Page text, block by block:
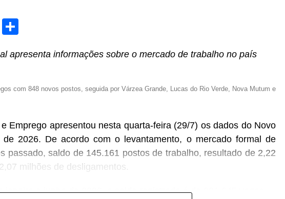
geral da inteligência artificial segue represada no Congresso
a Justiça Eleitoral já dispõe de instrumentos normativos para
Blum, advogado, economista e professor de direito digital na
diretrizes do tribunal suprem uma lacuna crucial deixada pela
LinkedIn
apresenta informações sobre o mercado de trabalho no país
com 848 novos postos, seguida por Várzea Grande, Lucas do Rio Verde, Nova Mutum e
Emprego apresentou nesta quarta-feira (29/7) os dados do Novo
2026. De acordo com o levantamento, o mercado formal de
passado, saldo de 145.161 postos de trabalho, resultado de 2,22
milhões de desligamentos.
janeiro a junho de 2026, o saldo registrado é de 921.645 vagas